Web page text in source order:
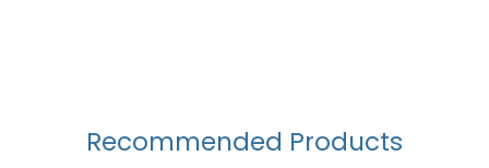
Recommended Products